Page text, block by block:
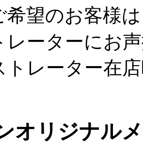
希望のお客様
レーターにお
レーター在
オリジナル